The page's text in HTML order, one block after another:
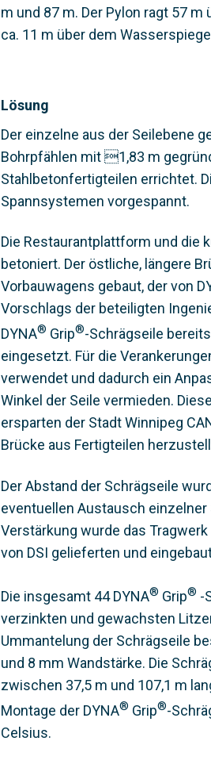
m und 87 m. Der Pylon ragt 57
ca. 11 m über dem
Lösung
Der einzelne aus der Seilebene
Bohrpfählen mit 1,83 m
Stahlbetonfertigteilen errichtet.
Spannsystemen vorgespannt.
Die Restaurantplattform und die
betoniert. Der östliche, längere
Vorbauwagens gebaut, der von
Vorschlags der beteiligten
DYNA® Grip®-Schrägseile
eingesetzt. Für die
verwendet und dadurch ein
Winkel der Seile vermieden.
ersparten der Stadt Winnipeg
Brücke aus Fertigteilen
Der Abstand der Schrägseile
eventuellen Austausch
Verstärkung wurde das
von DSI gelieferten und
Die insgesamt 44 DYNA® Grip® -
verzinkten und gewachsten
Ummantelung der Schrägseile
und 8 mm Wandstärke. Die
zwischen 37,5 m und 107,1 m
Montage der DYNA® Grip®-
Celsius.